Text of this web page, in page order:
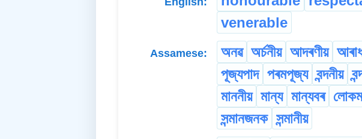
venerable
Assamese: অনৱ অৰ্চনীয় আদৰণীয়
পূজ্যপাদ পৰমপূজ্য বন্দনীয়
মাননীয় মান্য মান্যবৰ
সন্মানজনক সন্মানীয়